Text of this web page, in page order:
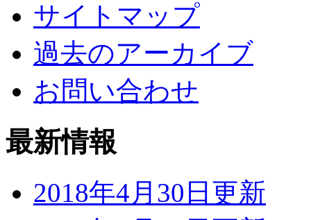
サイトマップ
過去のアーカイブ
お問い合わせ
最新情報
2018年4月30日更新